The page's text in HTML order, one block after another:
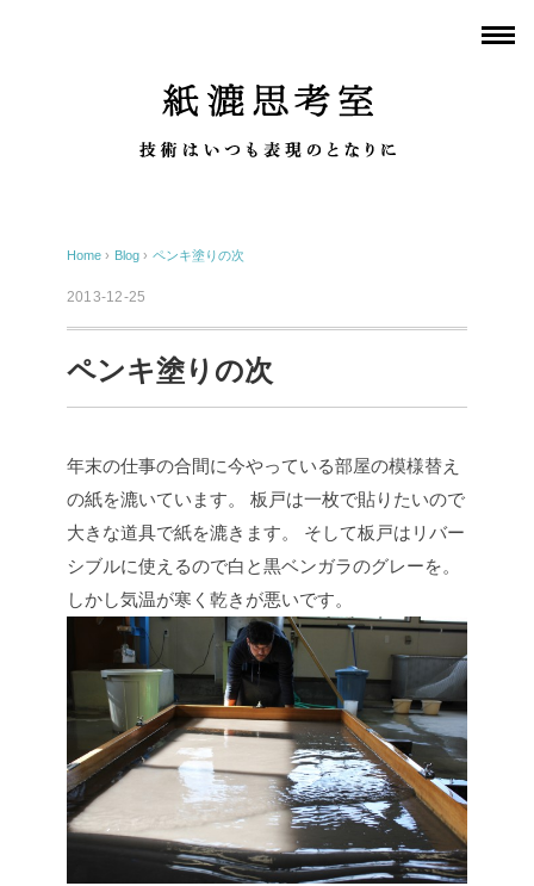
Home › Blog › ペンキ塗りの次
2013-12-25
ペンキ塗りの次
年末の仕事の合間に今やっている部屋の模様替え
の紙を漉いています。
板戸は一枚で貼りたいので
大きな道具で紙を漉きます。
そして板戸はリバー
シブルに使えるので白と黒ベンガラのグレーを。
しかし気温が寒く乾きが悪いです。